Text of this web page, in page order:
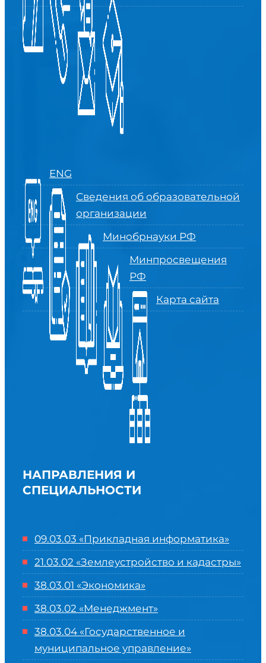
ENG
Сведения об образовательной
организации
Минобрнауки РФ
Минпросвещения
РФ
Карта сайта
НАПРАВЛЕНИЯ И
СПЕЦИАЛЬНОСТИ
09.03.03 «Прикладная информатика»
21.03.02 «Землеустройство и кадастры»
38.03.01 «Экономика»
38.03.02 «Менеджмент»
38.03.04 «Государственное и
муниципальное управление»